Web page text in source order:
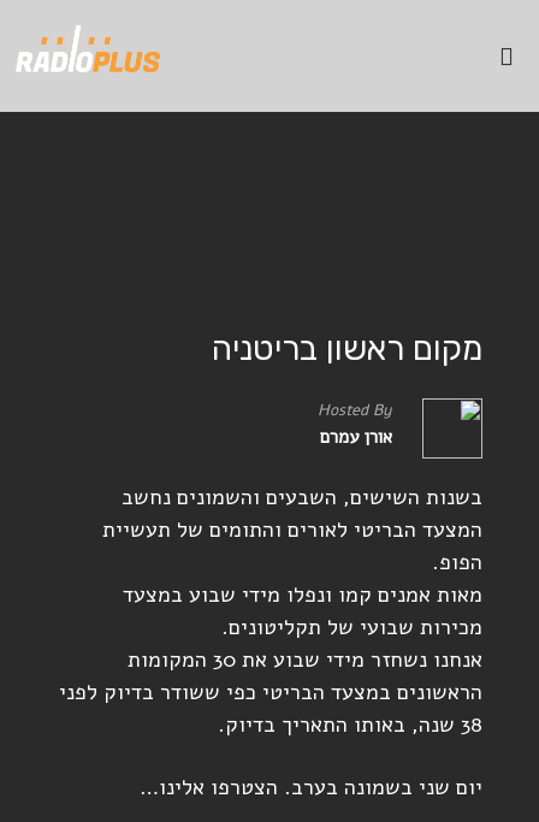
מקום ראשון בריטניה
Hosted By
אורן עמרם
בשנות השישים, השבעים והשמונים נחשב
המצעד הבריטי לאורים והתומים של תעשיית
הפופ.
מאות אמנים קמו ונפלו מידי שבוע במצעד
מכירות שבועי של תקליטונים.
אנחנו נשחזר מידי שבוע את 30 המקומות
הראשונים במצעד הבריטי כפי ששודר בדיוק לפני
38 שנה, באותו התאריך בדיוק.
יום שני בשמונה בערב. הצטרפו אלינו…